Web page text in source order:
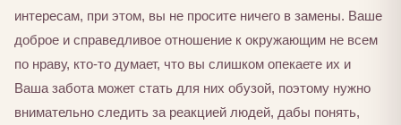
интересам, при этом, вы не просите ничего в замены. Ваше
доброе и справедливое отношение к окружающим не всем
по нраву, кто-то думает, что вы слишком опекаете их и
Ваша забота может стать для них обузой, поэтому нужно
внимательно следить за реакцией людей, дабы понять,